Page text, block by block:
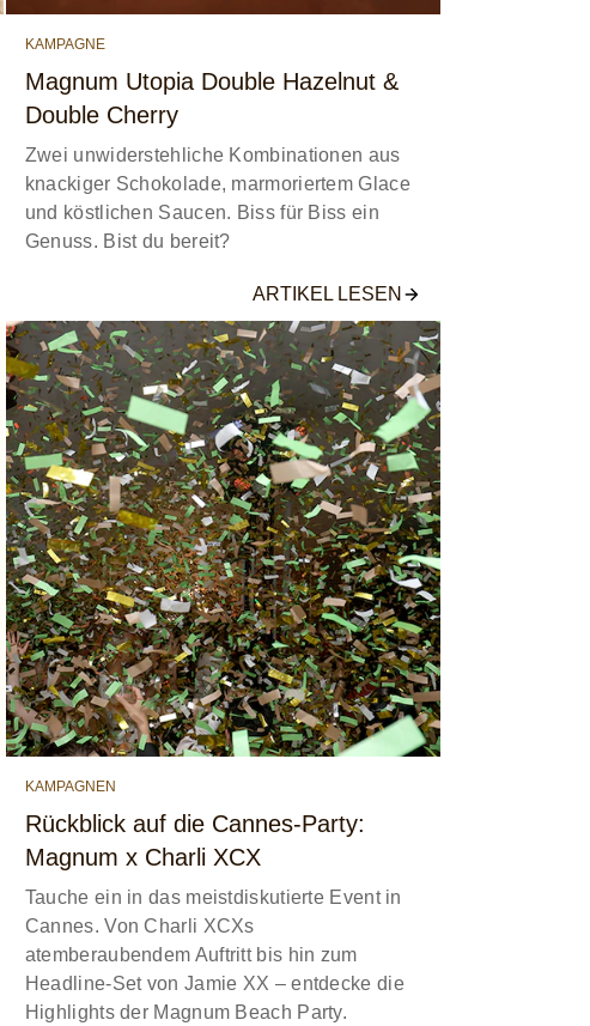
KAMPAGNE
Magnum Utopia Double Hazelnut &
Double Cherry
Zwei unwiderstehliche Kombinationen aus
knackiger Schokolade, marmoriertem Glace
und köstlichen Saucen. Biss für Biss ein
Genuss. Bist du bereit?
ARTIKEL LESEN
KAMPAGNEN
Rückblick auf die Cannes-Party:
Magnum x Charli XCX
Tauche ein in das meistdiskutierte Event in
Cannes. Von Charli XCXs
atemberaubendem Auftritt bis hin zum
Headline-Set von Jamie XX – entdecke die
Highlights der Magnum Beach Party.